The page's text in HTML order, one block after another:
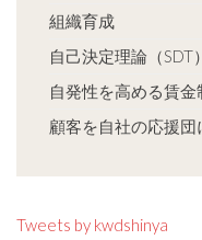
組織育成
自己決定理論（SDT）
自発性を高める賃金
顧客を自社の応援団
Tweets by kwdshinya